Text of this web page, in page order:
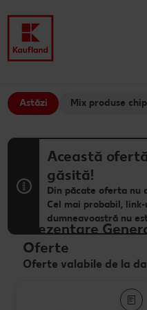
Prezentare Generala Oferte
Catalogul actual
Cupoane XTRA
Oferte Parteneri Kaufland
Reduceri de categorie
Sortiment
Noile noastre branduri au
Sortiment tematic
Atât de ieftin
Prospețime în fiecare zi
Rețete
Caută o rețetă
Rețete cu pește
Noutăți
Ieftin si bun
Blog
Astăzi
Această
găsită!
Din păcate oferta
Cel mai probabil,
dumneavoastră nu
Prezentare
Oferte
Oferte valabile de la